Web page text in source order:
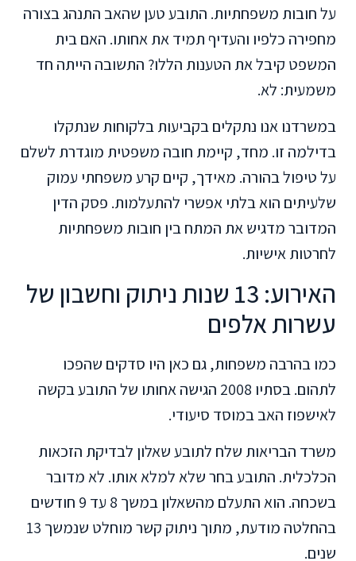
על חובות משפחתיות. התובע טען שהאב התנהג בצורה
מחפירה כלפיו והעדיף תמיד את אחותו. האם בית
המשפט קיבל את הטענות הללו? התשובה הייתה חד
משמעית: לא.
במשרדנו אנו נתקלים בקביעות בלקוחות שנתקלו
בדילמה זו. מחד, קיימת חובה משפטית מוגדרת לשלם
על טיפול בהורה. מאידך, קיים קרע משפחתי עמוק
שלעיתים הוא בלתי אפשרי להתעלמות. פסק הדין
המדובר מדגיש את המתח בין חובות משפחתיות
לחרטות אישיות.
האירוע: 13 שנות ניתוק וחשבון של
עשרות אלפים
כמו בהרבה משפחות, גם כאן היו סדקים שהפכו
לתהום. בסתיו 2008 הגישה אחותו של התובע בקשה
לאישפוז האב במוסד סיעודי.
משרד הבריאות שלח לתובע שאלון לבדיקת הזכאות
הכלכלית. התובע בחר שלא למלא אותו. לא מדובר
בשכחה. הוא התעלם מהשאלון במשך 8 עד 9 חודשים
בהחלטה מודעת, מתוך ניתוק קשר מוחלט שנמשך 13
שנים.